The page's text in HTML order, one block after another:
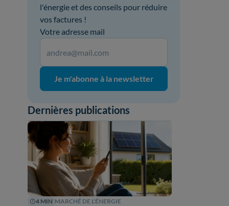
l'énergie et des conseils pour réduire
vos factures !
Votre adresse mail
Je m'abonne à la newsletter
Dernières publications
4 MIN MARCHÉ DE L'ÉNERGIE